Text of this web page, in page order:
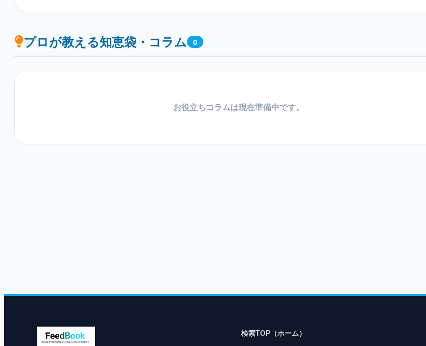
プロが教える知恵袋・コラム 0
お役立ちコラムは現在準備中です。
検索TOP（ホーム）